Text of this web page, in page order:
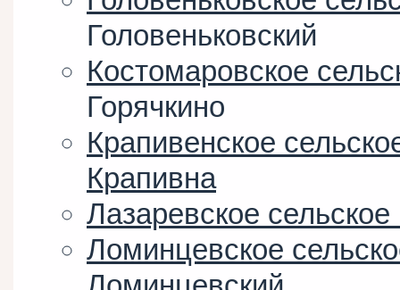
Головеньковский
Костомаровское
Горячкино
Крапивенское
Крапивна
Лазаревское
Ломинцевское